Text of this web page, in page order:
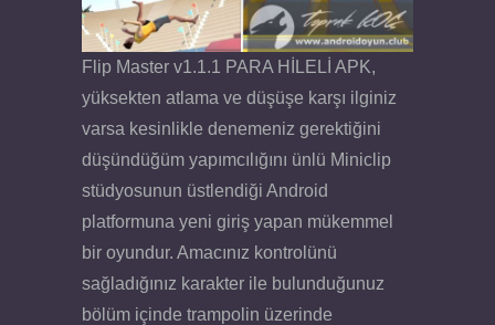
Flip Master v1.1.1 PARA HİLELİ APK,
yüksekten atlama ve düşüşe karşı ilginiz
varsa kesinlikle denemeniz gerektiğini
düşündüğüm yapımcılığını ünlü Miniclip
stüdyosunun üstlendiği Android
platformuna yeni giriş yapan mükemmel
bir oyundur. Amacınız kontrolünü
sağladığınız karakter ile bulunduğunuz
bölüm içinde trampolin üzerinde